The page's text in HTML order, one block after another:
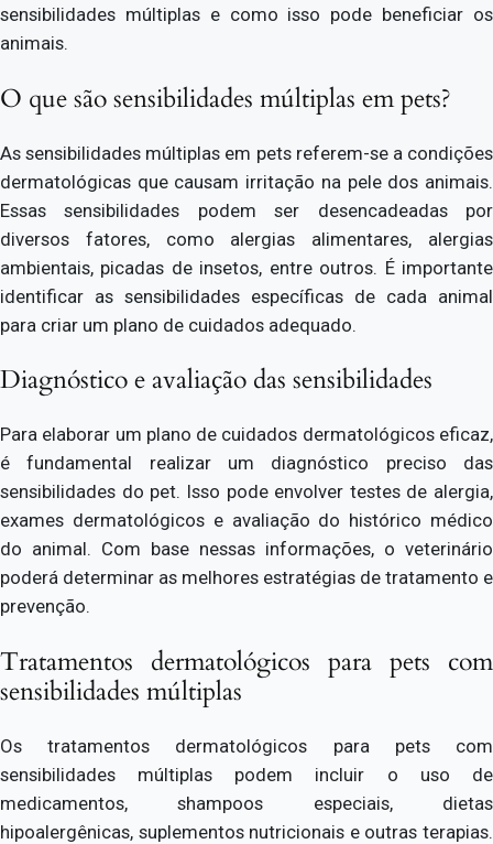
sensibilidades múltiplas e como isso pode beneficiar os
animais.
O que são sensibilidades múltiplas em pets?
As sensibilidades múltiplas em pets referem-se a condições
dermatológicas que causam irritação na pele dos animais.
Essas sensibilidades podem ser desencadeadas por
diversos fatores, como alergias alimentares, alergias
ambientais, picadas de insetos, entre outros. É importante
identificar as sensibilidades específicas de cada animal
para criar um plano de cuidados adequado.
Diagnóstico e avaliação das sensibilidades
Para elaborar um plano de cuidados dermatológicos eficaz,
é fundamental realizar um diagnóstico preciso das
sensibilidades do pet. Isso pode envolver testes de alergia,
exames dermatológicos e avaliação do histórico médico
do animal. Com base nessas informações, o veterinário
poderá determinar as melhores estratégias de tratamento e
prevenção.
Tratamentos dermatológicos para pets com
sensibilidades múltiplas
Os tratamentos dermatológicos para pets com
sensibilidades múltiplas podem incluir o uso de
medicamentos, shampoos especiais, dietas
hipoalergênicas, suplementos nutricionais e outras terapias.